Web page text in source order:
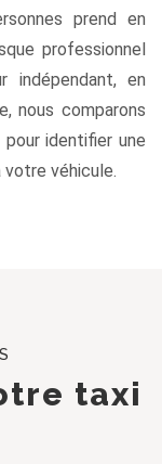
prend en
professionnel
indépendant, en
nous comparons
identifier une
véhicule.
taxi